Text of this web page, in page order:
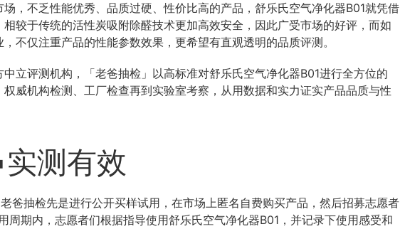
，不乏性能优秀、品质过硬、性价比高的产品，舒乐氏空气净化器B01就凭借
较于传统的活性炭吸附除醛技术更加高效安全，因此广受市场的好评，而如
不仅注重产品的性能参数效果，更希望有直观透明的品质评测。
立评测机构，「老爸抽检」以高标准对舒乐氏空气净化器B01进行全方位的
权威机构检测、工厂检查再到实验室考察，从用数据和实力证实产品品质与性
测有效
爸抽检先是进行公开买样试用，在市场上匿名自费购买产品，然后招募志愿者
周期内，志愿者们根据指导使用舒乐氏空气净化器B01，并记录下使用感受和